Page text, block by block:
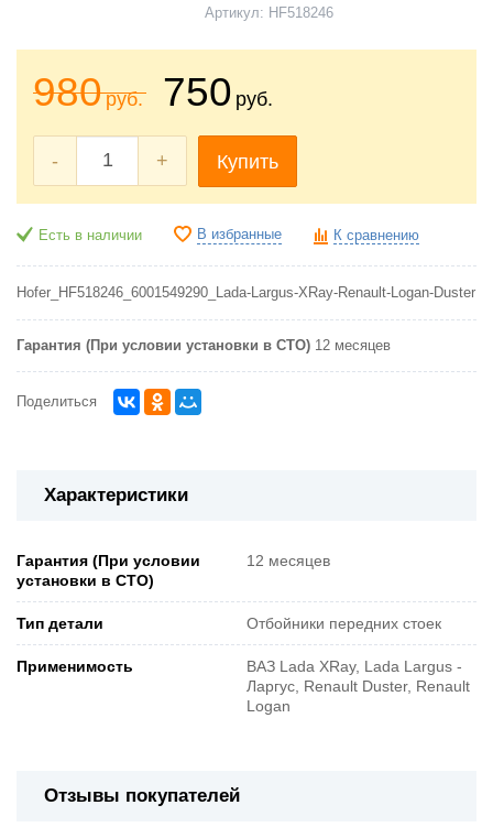
Артикул: HF518246
980руб. 750 руб.
- + Купить
Есть в наличии В избранные К сравнению
Hofer_HF518246_6001549290_Lada-Largus-XRay-Renault-Logan-Duster
Гарантия (При условии установки в СТО) 12 месяцев
Поделиться
Характеристики
Гарантия (При условии
установки в СТО)
12 месяцев
Тип детали Отбойники передних стоек
Применимость
ВАЗ Lada XRay, Lada Largus -
Ларгус, Renault Duster, Renault
Logan
Отзывы покупателей